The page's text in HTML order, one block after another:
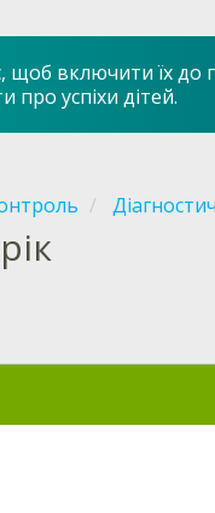
щоб включити їх до
про успіхи дітей.